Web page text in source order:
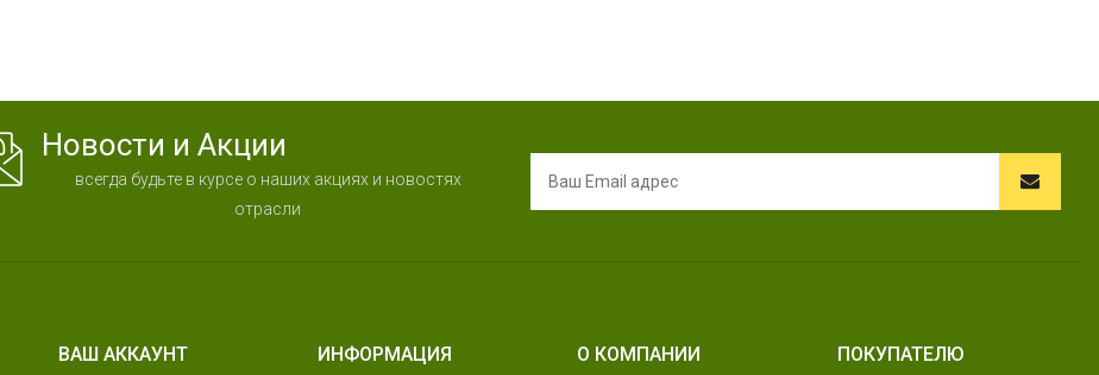
Новости и Акции
всегда будьте в курсе о наших акциях и новостях
отрасли
ВАШ АККАУНТ ИНФОРМАЦИЯ О КОМПАНИИ ПОКУПАТЕЛЮ